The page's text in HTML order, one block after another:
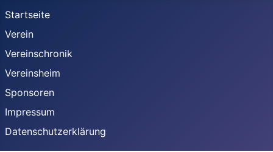
Startseite
Verein
Vereinschronik
Vereinsheim
Sponsoren
Impressum
Datenschutzerklärung